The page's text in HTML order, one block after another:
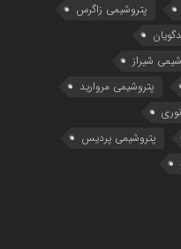
پتروشیمی زاگرس
شیراز
پتروشیمی مروارید
پتروشیمی پردیس